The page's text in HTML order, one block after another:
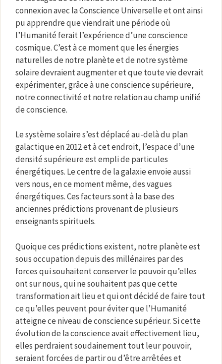
connexion avec la Conscience Universelle et ont ainsi
pu apprendre que viendrait une période où
l’Humanité ferait l’expérience d’une conscience
cosmique. C’est à ce moment que les énergies
naturelles de notre planète et de notre système
solaire devraient augmenter et que toute vie devrait
expérimenter, grâce à une conscience supérieure,
notre connectivité et notre relation au champ unifié
de conscience.
Le système solaire s’est déplacé au-delà du plan
galactique en 2012 et à cet endroit, l’espace d’une
densité supérieure est empli de particules
énergétiques. Le centre de la galaxie envoie aussi
vers nous, en ce moment même, des vagues
énergétiques. Ces facteurs sont à la base des
anciennes prédictions provenant de plusieurs
enseignants spirituels.
Quoique ces prédictions existent, notre planète est
sous occupation depuis des millénaires par des
forces qui souhaitent conserver le pouvoir qu’elles
ont sur nous, qui ne souhaitent pas que cette
transformation ait lieu et qui ont décidé de faire tout
ce qu’elles peuvent pour éviter que l’Humanité
atteigne ce niveau de conscience supérieur. Si cette
évolution de la conscience avait effectivement lieu,
elles perdraient soudainement tout leur pouvoir,
seraient forcées de partir ou d’être arrêtées et